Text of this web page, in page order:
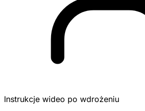
Instrukcje wideo po wdrożeniu